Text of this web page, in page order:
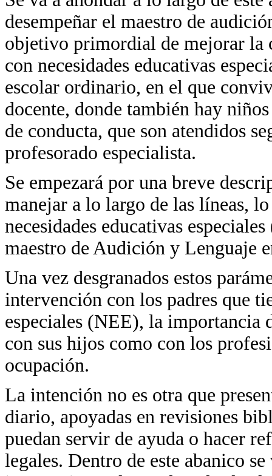
desempeñar el maestro de
objetivo primordial de mejorar la
con necesidades educativas
escolar ordinario, en el que
docente, donde también hay
de conducta, que son atendidos
profesorado especialista.
Se empezará por una breve
manejar a lo largo de las líneas,
necesidades educativas
maestro de Audición y Lenguaje
Una vez desgranados estos
intervención con los padres que
especiales (NEE), la importancia
con sus hijos como con los
ocupación.
La intención no es otra que
diario, apoyadas en revisiones
puedan servir de ayuda o hacer
legales. Dentro de este abanico